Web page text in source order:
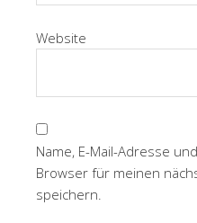
Website
Name, E-Mail-Adresse
Browser für meinen
speichern.